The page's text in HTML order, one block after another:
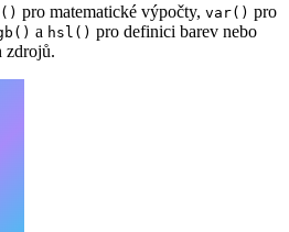
pro matematické výpočty, var() pro
a hsl() pro definici barev nebo
zdrojů.